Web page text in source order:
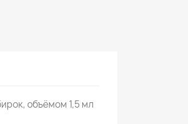
объёмом 1,5 мл